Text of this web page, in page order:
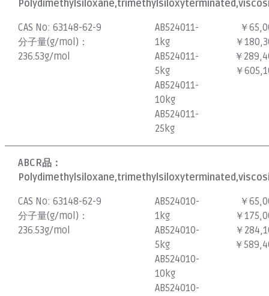
CAS No:63148-62-9
分子量(g/mol)：
236.53g/mol
AB524011-
1kg
AB524011-
5kg
AB524011-
10kg
AB524011-
25kg
￥
￥
￥
￥
ABCR品：
CAS No:63148-62-9
分子量(g/mol)：
236.53g/mol
AB524010-
1kg
AB524010-
5kg
AB524010-
10kg
AB524010-
￥
￥
￥
￥